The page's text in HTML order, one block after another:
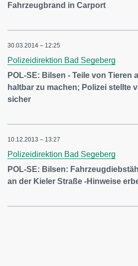
Fahrzeugbrand in Carport
30.03.2014 – 12:25
Polizeidirektion Bad Segeberg
POL-SE: Bilsen - Teile von Tieren
haltbar zu machen; Polizei stellte
sicher
10.12.2013 – 13:27
Polizeidirektion Bad Segeberg
POL-SE: Bilsen:
an der Kieler Straße -Hinweise